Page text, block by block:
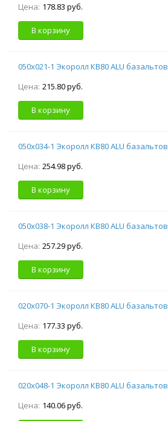
Цена: 178.83 руб.
В корзину
050х021-1 Экоролл КВ80 ALU
Цена: 215.80 руб.
В корзину
050х034-1 Экоролл КВ80 ALU
Цена: 254.98 руб.
В корзину
050х038-1 Экоролл КВ80 ALU
Цена: 257.29 руб.
В корзину
020х070-1 Экоролл КВ80 ALU
Цена: 177.33 руб.
В корзину
020х048-1 Экоролл КВ80 ALU
Цена: 140.06 руб.